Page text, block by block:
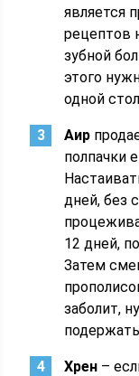
является
рецептов
зубной
этого
одной
Аир
полпачки
дней, без
12 дней,
Затем
заболит,
Хрен –